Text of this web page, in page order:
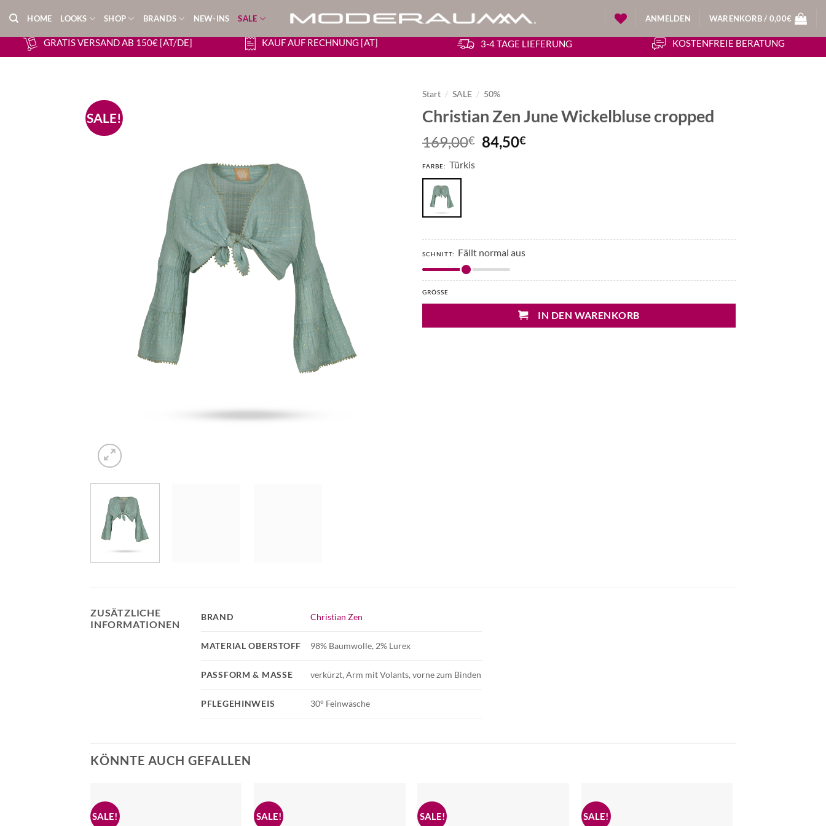
Inhalt
springen
HOME LOOKS SHOP BRANDS NEW-INS SALE ANMELDEN WARENKORB / 0,00€
GRATIS VERSAND AB 150€ [AT/DE] KAUF AUF RECHNUNG [AT] 3-4 TAGE LIEFERUNG KOSTENFREIE BERATUNG
SALE!
Start / SALE / 50%
Christian Zen June Wickelbluse cropped
169,00€ Ursprünglicher
Preis
84,50€Aktueller
FARBE: Türkis
SCHNITT: Fällt normal aus
GRÖSSE
IN DEN WARENKORB
ZUSÄTZLICHE
INFORMATIONEN
PFLEGEHINWEIS 30° Feinwäsche
BRAND Christian Zen
MATERIAL OBERSTOFF 98% Baumwolle, 2% Lurex
PASSFORM & MASSE verkürzt, Arm mit Volants, vorne zum Binden
KÖNNTE AUCH GEFALLEN